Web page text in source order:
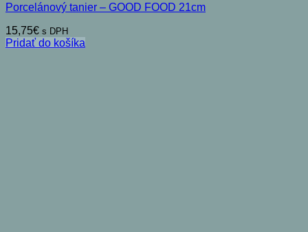
Porcelánový tanier – GOOD FOOD 21cm
15,75€ s DPH
Pridať do košíka